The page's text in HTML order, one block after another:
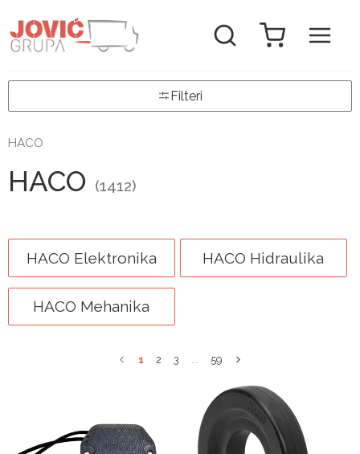
Filteri
HACO
HACO (1412)
HACO Elektronika HACO Hidraulika
HACO Mehanika
1 2 3 59